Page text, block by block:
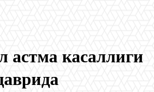
астма касаллиги